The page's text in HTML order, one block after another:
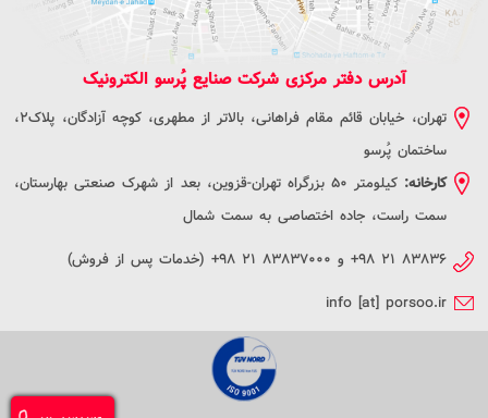
آدرس دفتر مرکزی شرکت صنایع پُرسو الکترونیک
تهران، خیابان قائم مقام فراهانی، بالاتر از مطهری، کوچه آزادگان، پلاک2،
ساختمان پُرسو
کارخانه:
کیلومتر 50 بزرگراه تهران-قزوین، بعد از شهرک صنعتی بهارستان،
سمت راست، جاده اختصاصی به سمت شمال
+۹۸ ۲۱ ۸۳۸۳۶ و +۹۸ ۲۱ ۸۳۸۳۷۰۰۰ (خدمات پس از فروش)
info [at] porsoo.ir